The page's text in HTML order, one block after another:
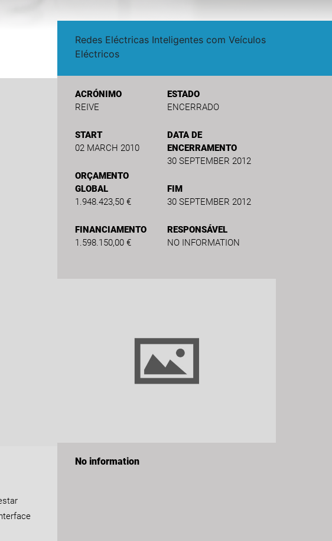
Redes Eléctricas Inteligentes com Veículos
Eléctricos
ACRÓNIMO
REIVE
START
02 MARCH 2010
ORÇAMENTO
GLOBAL
1.948.423,50 €
FINANCIAMENTO
1.598.150,00 €
ESTADO
ENCERRADO
DATA DE
ENCERRAMENTO
30 SEPTEMBER 2012
FIM
30 SEPTEMBER 2012
RESPONSÁVEL
NO INFORMATION
No information